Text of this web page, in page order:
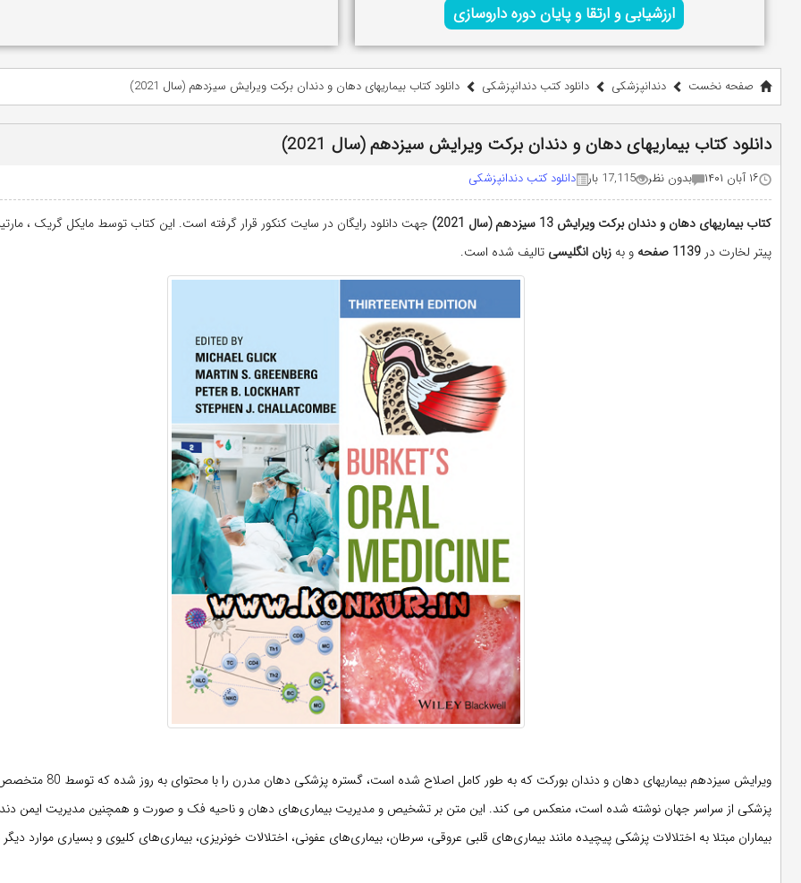
ارزشیابی و ارتقا و پایان دوره داروسازی
صفحه نخست دندانپزشکی دانلود کتب دندانپزشکی دانلود کتاب بیماریهای دهان و دندان برکت ویرایش سیزدهم (سال 2021)
دانلود کتاب بیماریهای دهان و دندان برکت ویرایش سیزدهم (سال 2021)
۱۶ آبان ۱۴۰۱ بدون نظر 17,115 بار دانلود کتب دندانپزشکی
کتاب بیماریهای دهان و دندان برکت ویرایش 13 سیزدهم (سال 2021)
جهت دانلود رایگان در سایت کنکور قرار گرفته است. این کتاب توسط مایکل گریک ،
پیتر لخارت در 1139 صفحه و به زبان انگلیسی تالیف شده است.
ویرایش سیزدهم بیماریهای دهان و دندان
بورکت که به طور کامل اصلاح شده است، گستره
پزشکی از سراسر جهان نوشته شده است، منعکس می کند. این متن بر تشخیص و مدیریت بیماری‌های دهان و ناحیه فک و صورت و همچنین مدیریت ایمن
بیماران مبتلا به اختلالات پزشکی پیچیده مانند بیماری‌های قلبی عروقی، سرطان، بیماری‌های عفونی، اختلالات خونریزی، بیماری‌های کلیوی و بسیاری موارد دیگر